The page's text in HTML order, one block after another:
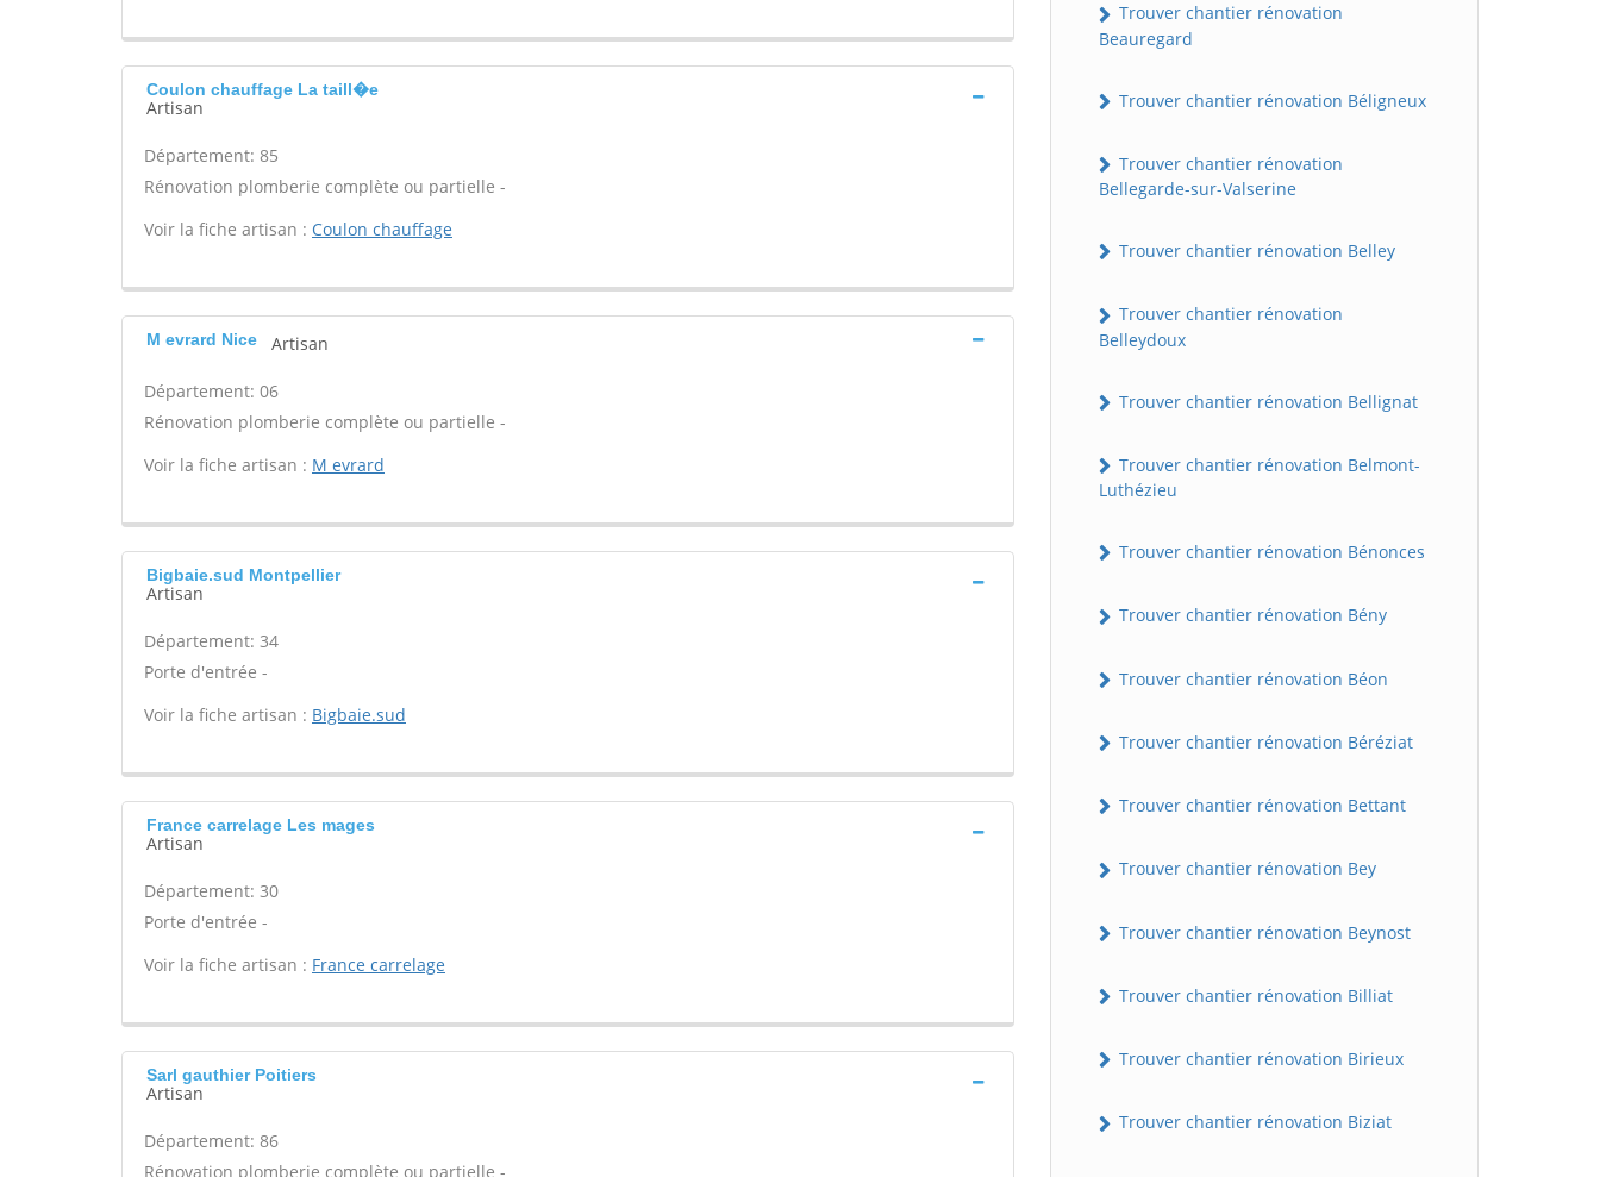
Coulon chauffage La taill�e
Artisan
Département: 85
Rénovation plomberie complète ou partielle -
Voir la fiche artisan : Coulon chauffage
M evrard Nice Artisan
Département: 06
Rénovation plomberie complète ou partielle -
Voir la fiche artisan : M evrard
Bigbaie.sud Montpellier
Artisan
Département: 34
Porte d'entrée -
Voir la fiche artisan : Bigbaie.sud
France carrelage Les mages
Artisan
Département: 30
Porte d'entrée -
Voir la fiche artisan : France carrelage
Sarl gauthier Poitiers
Artisan
Département: 86
Rénovation plomberie complète ou partielle -
Trouver chantier rénovation
Beauregard
Trouver chantier rénovation Béligneux
Trouver chantier rénovation
Bellegarde-sur-Valserine
Trouver chantier rénovation Belley
Trouver chantier rénovation
Belleydoux
Trouver chantier rénovation Bellignat
Trouver chantier rénovation Belmont-
Luthézieu
Trouver chantier rénovation Bénonces
Trouver chantier rénovation Bény
Trouver chantier rénovation Béon
Trouver chantier rénovation Béréziat
Trouver chantier rénovation Bettant
Trouver chantier rénovation Bey
Trouver chantier rénovation Beynost
Trouver chantier rénovation Billiat
Trouver chantier rénovation Birieux
Trouver chantier rénovation Biziat